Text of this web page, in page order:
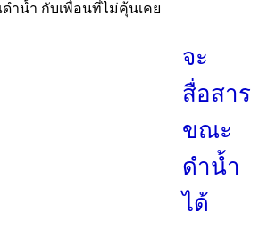
ำน้ำ กับเพื่อนที่ไม่คุ้นเคย
จะ
สื่อสาร
ขณะ
ดำน้ำ
ได้